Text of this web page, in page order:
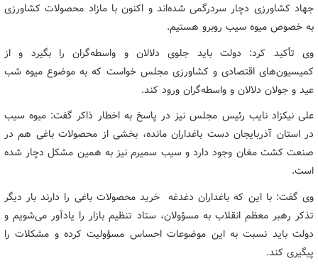
جهاد کشاورزی دچار سردرگمی شده‌اند و اکنون با مازاد محصولات کشاورزی
به خصوص میوه سیب روبرو هستیم.
وی تأکید کرد: دولت باید جلوی دلالان و واسطه‌گران را بگیرد و از
کمیسیون‌های اقتصادی و کشاورزی مجلس خواست که به موضوع میوه شب
عید و جولان دلالان و واسطه‌گران ورود کند.
علی نیکزاد نایب رئیس مجلس نیز در پاسخ به اخطار ذاکر گفت: میوه سیب
در استان آذربایجان دست باغداران مانده، بخشی از محصولات باغی هم در
صنعت کشت مغان وجود دارد و سیب سمیرم نیز به همین مشکل دچار شده
است.
وی گفت: با این که باغداران دغدغه خرید محصولات باغی را دارند بار دیگر
تذکر رهبر معظم انقلاب به مسؤولان، ستاد تنظیم بازار را یادآور می‌شویم و
دولت باید نسبت به این موضوعات احساس مسؤولیت کرده و مشکلات را
پیگیری کند.